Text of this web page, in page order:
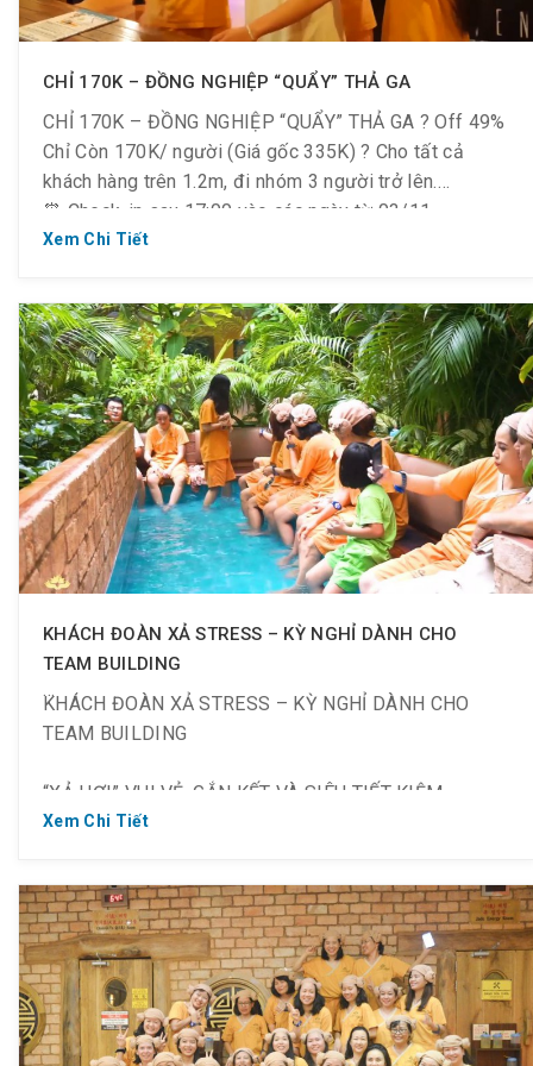
CHỈ 170K – ĐỒNG NGHIỆP “QUẨY” THẢ GA
CHỈ 170K – ĐỒNG NGHIỆP “QUẨY” THẢ GA ? Off 49%
Chỉ Còn 170K/ người (Giá gốc 335K) ? Cho tất cả
khách hàng trên 1.2m, đi nhóm 3 người trở lên.
⏰ Check-in sau 17:00 vào các ngày từ 03/11 ~
07/11/2019 ? Cách thức nhận ưu đãi: ? LIKE &
Xem Chi Tiết
KHÁCH ĐOÀN XẢ STRESS – KỲ NGHỈ DÀNH CHO
TEAM BUILDING
KHÁCH ĐOÀN XẢ STRESS – KỲ NGHỈ DÀNH CHO
TEAM BUILDING
“XẢ HƠI” VUI VẺ, GẮN KẾT VÀ SIÊU TIẾT KIỆM
⁉️ Công ty của bạn sẽ team building ở đâu? Nha Trang,
Vũng Tàu, Đà Nẵng, hay Đà Lạt? Nếu ngại đi xa, chúng
tôi bật mí cho Công ty bạn một địa điểm đặc biệt tại
Thành phố Hồ Chí Minh để vui chơi, xả stress, nghỉ
dưỡng tốt nhất.
Xem Chi Tiết